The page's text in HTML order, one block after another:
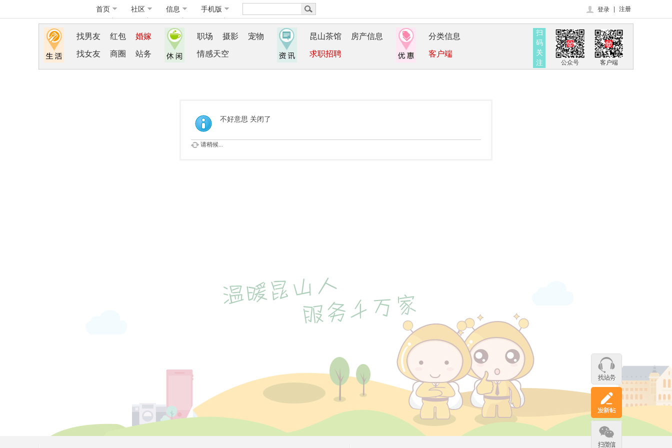
首页 社区 信息 手机版 登录 注册
找男友 红包 婚嫁
找女友 商圈 站务
职场 摄影 宠物
情感天空
昆山茶馆 房产信息
求职招聘
分类信息
客户端
扫
码
关
注
公众号 客户端
不好意思 关闭了
请稍候...